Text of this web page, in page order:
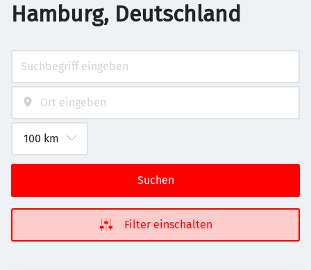
Hamburg, Deutschland
Suchen
Filter einschalten